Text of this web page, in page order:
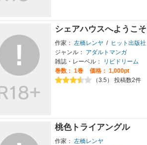
シェアハウスへようこそ
作家： 左橋レンヤ /
ヒット出版社
ジャンル：
アダルトマンガ
雑誌・レーベル：
リビドリーム
巻数： 1巻
価格： 1,000pt
（3.5） 投稿数2件
桃色トライアングル
作家： 左橋レンヤ